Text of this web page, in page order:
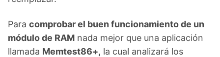
Para comprobar el buen funcionamiento de un
módulo de RAM nada mejor que una aplicación
llamada Memtest86+, la cual analizará los